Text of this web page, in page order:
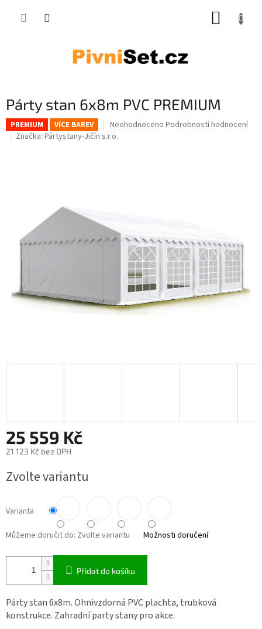
Párty stan 6x8m PVC PREMIUM
PREMIUM VíCE BAREV Průměrné hodnocení produktu je 0,0 z 5
Neohodnoceno Podrobnosti hodnocení
Značka: Pártystany-Jičín s.r.o.
25 559 Kč
21 123 Kč bez DPH
Zvolte variantu
Varianta
Můžeme doručit do: Zvolte variantu Možnosti doručení
Přidat do košíku
Párty stan 6x8m. Ohnivzdorná PVC plachta, trubková
konstrukce. Zahradní party stany pro akce.